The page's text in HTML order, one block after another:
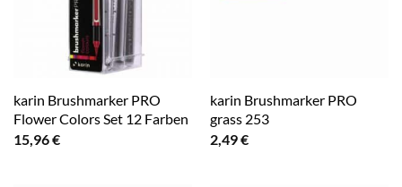
karin Brushmarker PRO
Flower Colors Set 12 Farben
15,96€
karin Brushmarker PRO
grass 253
2,49€